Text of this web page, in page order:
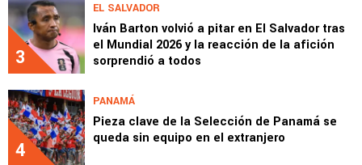
3
EL SALVADOR
Iván Barton volvió a pitar en El Salvador tras
el Mundial 2026 y la reacción de la afición
sorprendió a todos
4
PANAMÁ
Pieza clave de la Selección de Panamá se
queda sin equipo en el extranjero